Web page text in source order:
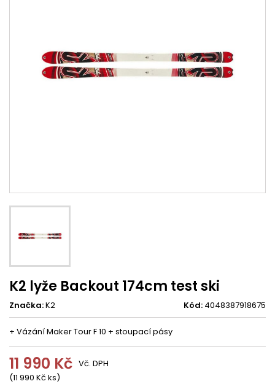
K2 lyže Backout 174cm test ski
Značka:K2 Kód: 4048387918675
+ Vázání Maker Tour F 10 + stoupací pásy
11 990 Kč
(11 990 Kč ks)
Vč. DPH